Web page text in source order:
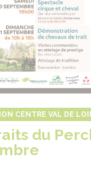
CENTRE VAL DE
du